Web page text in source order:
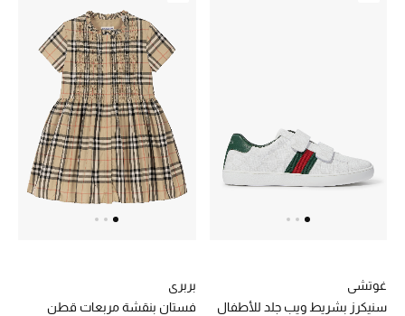
غوتشي
سنيكرز بشريط ويب جلد للأطفال
بربري
فستان بنقشة مربعات قطن